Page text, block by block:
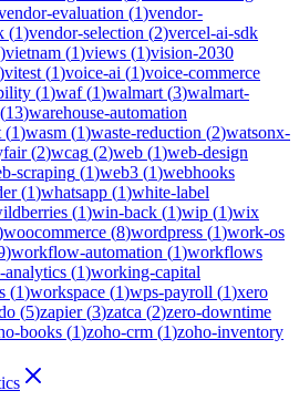
evaluation (1)vendor-
(1)vendor-selection (2)vercel-ai-sdk
)vietnam (1)views (1)vision-2030
)vitest (1)voice-ai (1)voice-commerce
(1)waf(1)walmart (3)walmart-
(13)warehouse-automation
(1)wasm (1)waste-reduction (2)watsonx-
(2)wcag (2)web (1)web-design
scraping (1)web3 (1)webhooks
(1)whatsapp (1)white-label
(1)win-back (1)wip (1)wix
woocommerce (8)wordpress (1)work-os
)workflow-automation (1)workflows
(1)working-capital
(1)workspace (1)wps-payroll (1)xero
(5)zapier(3)zatca (2)zero-downtime
books (1)zoho-crm (1)zoho-inventory